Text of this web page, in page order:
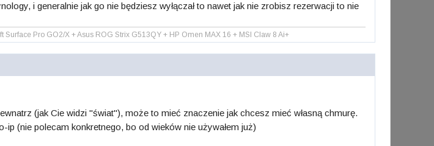
i generalnie jak go nie będziesz wyłączał to nawet jak nie zrobisz rezerwacji to nie
Pro GO2/X + Asus ROG Strix G513QY + HP Omen MAX 16 + MSI Claw 8 Ai+
(jak Cie widzi "świat"), może to mieć znaczenie jak chcesz mieć własną chmurę.
ip (nie polecam konkretnego, bo od wieków nie używałem już)